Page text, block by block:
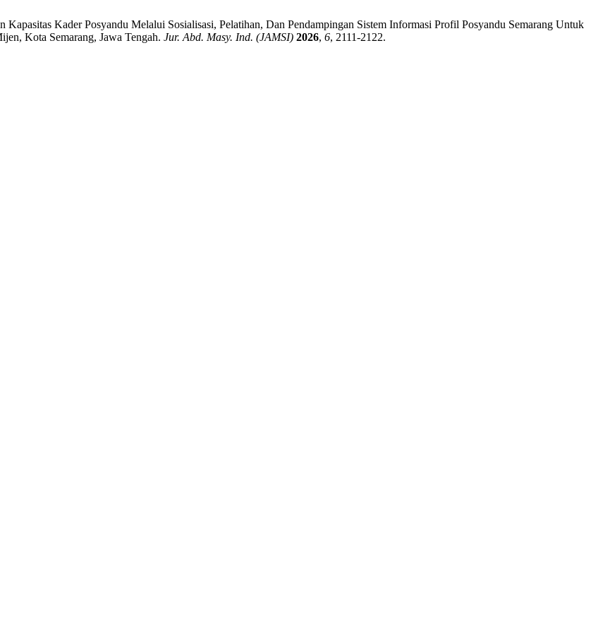
Kader Posyandu Melalui Sosialisasi, Pelatihan, Dan Pendampingan Sistem Informasi Profil Posyandu Semarang Untuk
Kota Semarang, Jawa Tengah. Jur. Abd. Masy. Ind. (JAMSI) 2026, 6, 2111-2122.